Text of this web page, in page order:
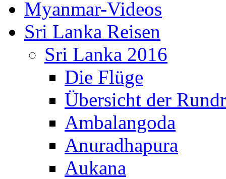
Myanmar-Videos
Sri Lanka Reisen
Sri Lanka 2016
Die Flüge
Übersicht der
Ambalangoda
Anuradhapura
Aukana